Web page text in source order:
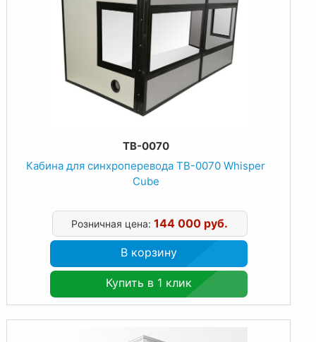
TB-0070
Кабина для синхроперевода TB-0070 Whisper
Cube
Розничная цена:144 000 руб.
В корзину
Купить в 1 клик